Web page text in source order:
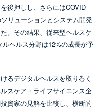
後押しし、さらにはCOVID-
リューションとシステム開発
。その結果、従来型ヘルスケ
ヘルス分野は12%の成長が予
るデジタルヘルスを取り巻く
スケア・ライフサイエンス企
資家の見解を比較し、横断的